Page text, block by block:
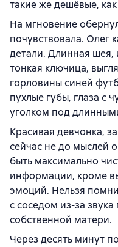
такие же дешёвые,
На мгновение
почувствовала. Олег
детали. Длинная
тонкая ключица,
горловины синей
пухлые губы, глаза с
уголком под
Красивая девчонка,
сейчас не до мыслей
быть максимально
информации, кроме
эмоций. Нельзя
с соседом из-за
собственной матери.
Через десять минут